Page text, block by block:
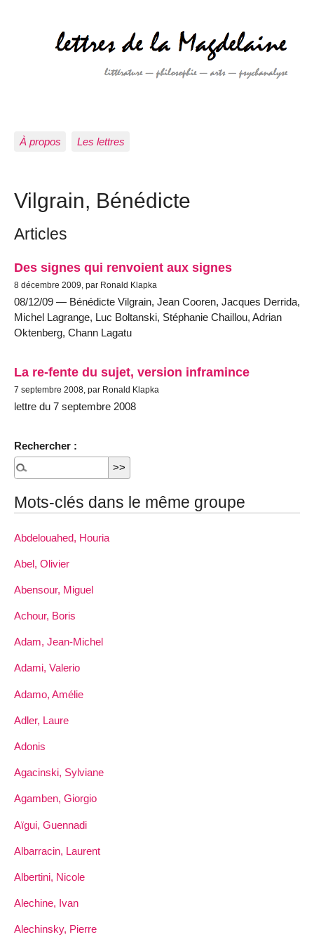
À propos Les lettres
Vilgrain, Bénédicte
Articles
Des signes qui renvoient aux signes
8 décembre 2009, par Ronald Klapka
08/12/09 — Bénédicte Vilgrain, Jean Cooren, Jacques Derrida,
Michel Lagrange, Luc Boltanski, Stéphanie Chaillou, Adrian
Oktenberg, Chann Lagatu
La re-fente du sujet, version inframince
7 septembre 2008, par Ronald Klapka
lettre du 7 septembre 2008
Rechercher :
Mots-clés dans le même groupe
Abdelouahed, Houria
Abel, Olivier
Abensour, Miguel
Achour, Boris
Adam, Jean-Michel
Adami, Valerio
Adamo, Amélie
Adler, Laure
Adonis
Agacinski, Sylviane
Agamben, Giorgio
Aïgui, Guennadi
Albarracin, Laurent
Albertini, Nicole
Alechine, Ivan
Alechinsky, Pierre